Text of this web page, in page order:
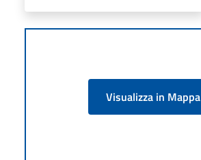
Visualizza in Mappa